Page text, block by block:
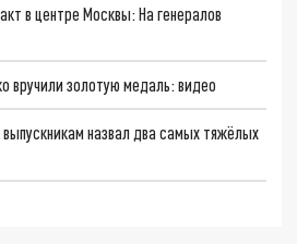
в центре Москвы: На генералов
вручили золотую медаль: видео
назвал два самых тяжёлых